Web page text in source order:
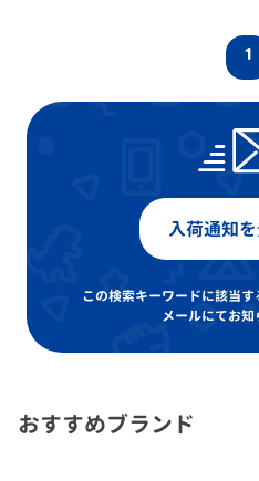
1
入荷通知
この検索キーワードに該当す
メールにてお知
おすすめブランド